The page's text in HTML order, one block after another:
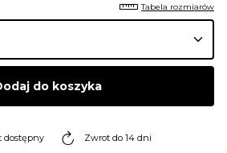
Tabela rozmiarów
do koszyka
dostępny Zwrot do 14 dni